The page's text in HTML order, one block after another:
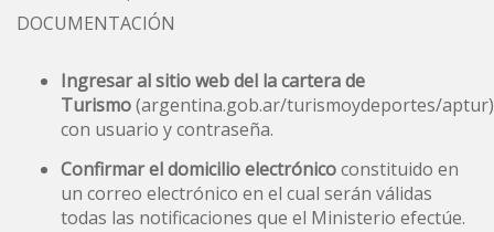
DOCUMENTACIÓN
Ingresar al sitio web del la cartera de
Turismo(argentina.gob.ar/turismoydeportes/aptur)
con usuario y contraseña.
Confirmar el domicilio electrónicoconstituido en
un correo electrónico en el cual serán válidas
todas las notificaciones que el Ministerio efectúe.